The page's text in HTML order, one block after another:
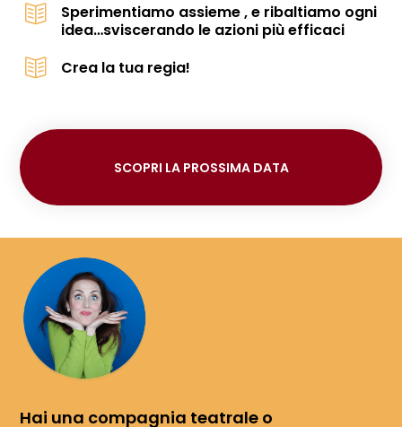
Sperimentiamo assieme , e ribaltiamo ogni
idea…sviscerando le azioni più efficaci
Crea la tua regia!
SCOPRI LA PROSSIMA DATA
Hai una compagnia teatrale o